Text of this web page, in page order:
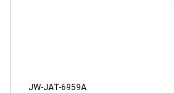
JW-JAT-6959A